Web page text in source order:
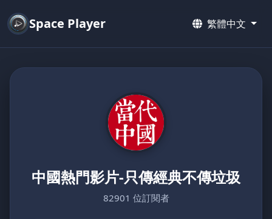
Space Player 繁體中文
中國熱門影片-只傳經典不傳垃圾
82901 位訂閱者